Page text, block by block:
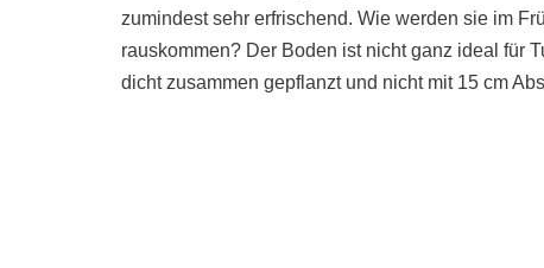
zumindest sehr erfrischend. Wie werden sie im
rauskommen? Der Boden ist nicht ganz ideal für
dicht zusammen gepflanzt und nicht mit 15 cm